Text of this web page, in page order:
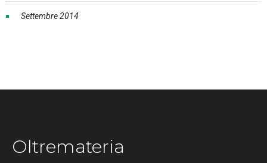
Settembre 2014
Oltremateria